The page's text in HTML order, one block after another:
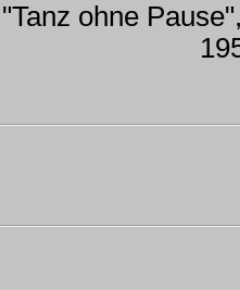
"Tanz ohne